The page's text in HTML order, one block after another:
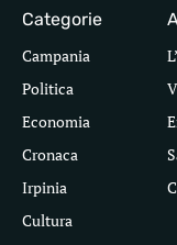
Categorie
Campania
Politica
Economia
Cronaca
Irpinia
Cultura